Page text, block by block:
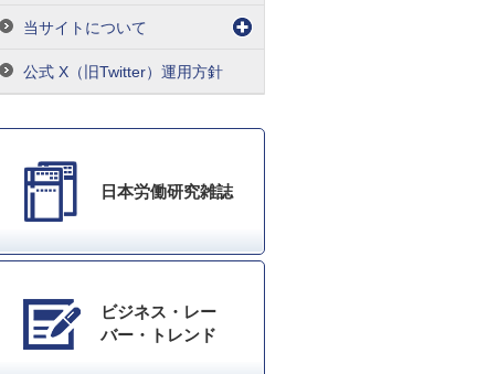
当サイトについて
公式 X（旧Twitter）運用方針
日本労働研究雑誌
ビジネス・レー
バー・トレンド